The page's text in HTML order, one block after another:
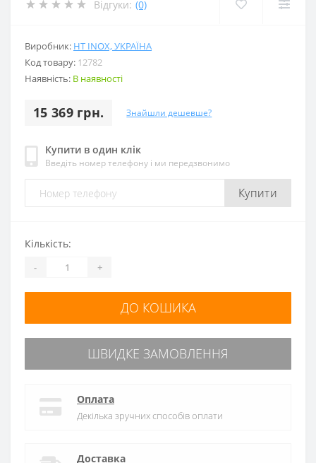
Відгуки: (0)
Виробник: HT INOX, УКРАЇНА
Код товару: 12782
Наявність: В наявності
15 369 грн. Знайшли дешевше?
Купити в один клік
Введіть номер телефону і ми передзвонимо
Купити
Кількість:
- +
ДО КОШИКА
ШВИДКЕ ЗАМОВЛЕННЯ
Оплата
Декілька зручних способів оплати
Доставка